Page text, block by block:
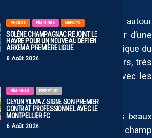
ANCIENS FÉMININES MERCATO
SOLÈNE CHAMPAGNAC REJOINT LE
HAVRE POUR UN NOUVEAU DÉFI EN
ARKEMA PREMIÈRE LIGUE
6 Août 2026
FÉMININES FORMATION
CEYLIN YILMAZ SIGNE SON PREMIER
CONTRAT PROFESSIONNEL AVEC LE
MONTPELLIER FC
6 Août 2026
vous, petits et grands réunis autour
en nombre, ont pu profiter d’une
de goodies, passage à la boutique du
joueurs de près. Ces derniers, très
échanger quelques mots avec les
séance à part, avec plusieurs beaux
De leur côté, les joueurs de champ